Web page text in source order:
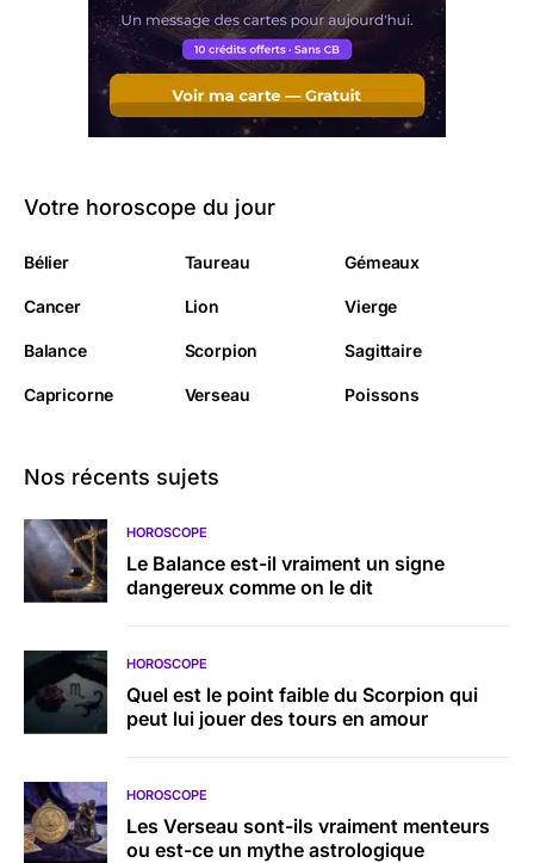
Votre horoscope du jour
Bélier Taureau Gémeaux
Cancer Lion Vierge
Balance Scorpion Sagittaire
Capricorne Verseau Poissons
Nos récents sujets
HOROSCOPE
Le Balance est-il vraiment un signe
dangereux comme on le dit
HOROSCOPE
Quel est le point faible du Scorpion qui
peut lui jouer des tours en amour
HOROSCOPE
Les Verseau sont-ils vraiment menteurs
ou est-ce un mythe astrologique